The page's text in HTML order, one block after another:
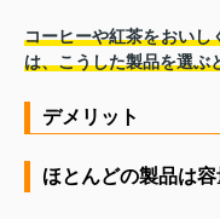
コーヒーや紅茶をおいし
は、こうした製品を選ぶ
デメリット
ほとんどの製品は